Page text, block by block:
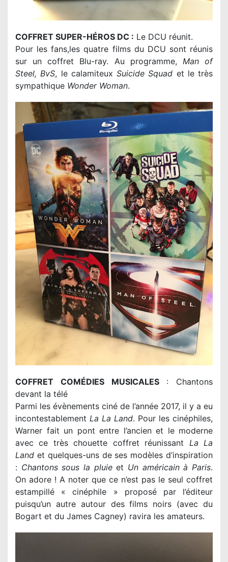
COFFRET SUPER-HÉROS DC : Le DCU réunit.
Pour les fans,les quatre films du DCU sont réunis
sur un coffret Blu-ray. Au programme, Man of
Steel, BvS, le calamiteux Suicide Squad et le très
sympathique Wonder Woman.
COFFRET COMÉDIES MUSICALES: Chantons
devant la télé
Parmi les évènements ciné de l’année 2017, il y a eu
incontestablement La La Land. Pour les cinéphiles,
Warner fait un pont entre l’ancien et le moderne
avec ce très chouette coffret réunissant La La
Land et quelques-uns de ses modèles d’inspiration
: Chantons sous la pluieet Un américain à Paris.
On adore ! A noter que ce n’est pas le seul coffret
estampillé « cinéphile » proposé par l’éditeur
puisqu’un autre autour des films noirs (avec du
Bogart et du James Cagney) ravira les amateurs.